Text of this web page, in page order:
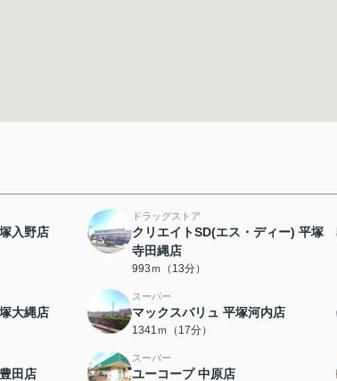
入野店
ドラッグストア
クリエイトSD(エス・ディー) 平塚
寺田縄店
993ｍ（13分）
大縄店
スーパー
マックスバリュ 平塚河内店
1341ｍ（17分）
田店
スーパー
ユーコープ 中原店